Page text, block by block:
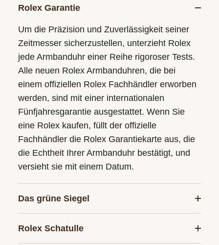
Rolex Garantie
Um die Präzision und Zuverlässigkeit seiner
Zeitmesser sicherzustellen, unterzieht Rolex
jede Armbanduhr einer Reihe rigoroser Tests.
Alle neuen Rolex Armbanduhren, die bei
einem offiziellen Rolex Fachhändler erworben
werden, sind mit einer internationalen
Fünfjahresgarantie ausgestattet. Wenn Sie
eine Rolex kaufen, füllt der offizielle
Fachhändler die Rolex Garantiekarte aus, die
die Echtheit Ihrer Armbanduhr bestätigt, und
versieht sie mit einem Datum.
Das grüne Siegel
Rolex Schatulle